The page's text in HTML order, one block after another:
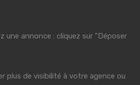
une annonce : cliquez sur "Déposer
plus de visibilité à votre agence ou